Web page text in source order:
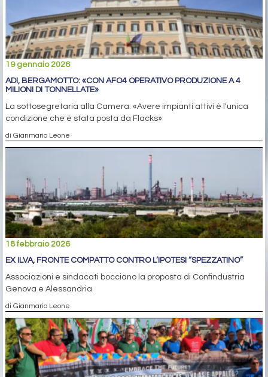
19 gennaio 2026
ADI, BERGAMOTTO: «CON AFO4 OPERATIVO PRODUZIONE A 4
MILIONI DI TONNELLATE»
La sottosegretaria alla Camera: «Avere impianti attivi è l'unica
condizione che è stata posta da Flacks»
di Gianmario Leone
18 febbraio 2026
EX ILVA, FRONTE COMPATTO CONTRO L’IPOTESI “SPEZZATINO”
Associazioni e sindacati bocciano la proposta di Confindustria
Genova e Alessandria
di Gianmario Leone